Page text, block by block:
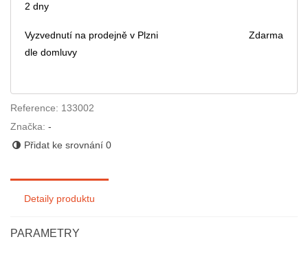
2 dny
Vyzvednutí na prodejně v Plzni
Zdarma
dle domluvy
Reference: 133002
Značka: -
Přidat ke srovnání 0
Detaily produktu
PARAMETRY